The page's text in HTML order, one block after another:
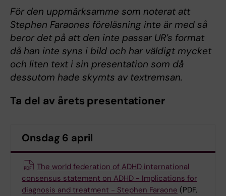
För den uppmärksamme som noterat att
Stephen Faraones föreläsning inte är med så
beror det på att den inte passar UR’s format
då han inte syns i bild och har väldigt mycket
och liten text i sin presentation som då
dessutom hade skymts av textremsan.
Ta del av årets presentationer
Onsdag 6 april
The world federation of ADHD international
consensus statement on ADHD - Implications for
diagnosis and treatment - Stephen Faraone (PDF,